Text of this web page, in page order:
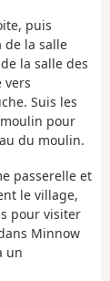
puis
de la salle
la salle des
vers
Suis les
pour
du moulin.
passerelle et
le village,
pour visiter
Minnow
un